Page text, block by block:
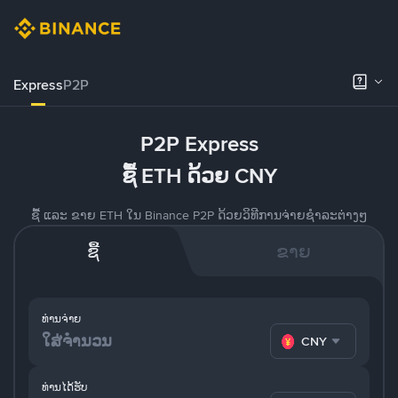
ExpressP2P
P2P Express
ຊື້ ETH ດ້ວຍ CNY
ຊື້ ແລະ ຂາຍ ETH ໃນ Binance P2P ດ້ວຍວິທີການຈ່າຍຊຳລະຕ່າງໆ
ຊື້ ຂາຍ
ທ່ານຈ່າຍ
CNY
ທ່ານໄດ້ຮັບ